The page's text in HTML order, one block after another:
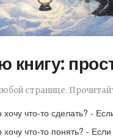
книгу:
странице.
что-то сделать? -
что-то понять? -